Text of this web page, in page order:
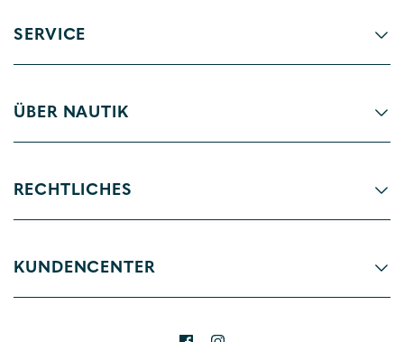
SERVICE
ÜBER NAUTIK
RECHTLICHES
KUNDENCENTER